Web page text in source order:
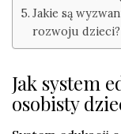
Jakie są
rozwoju dzieci?
Jak system
osobisty